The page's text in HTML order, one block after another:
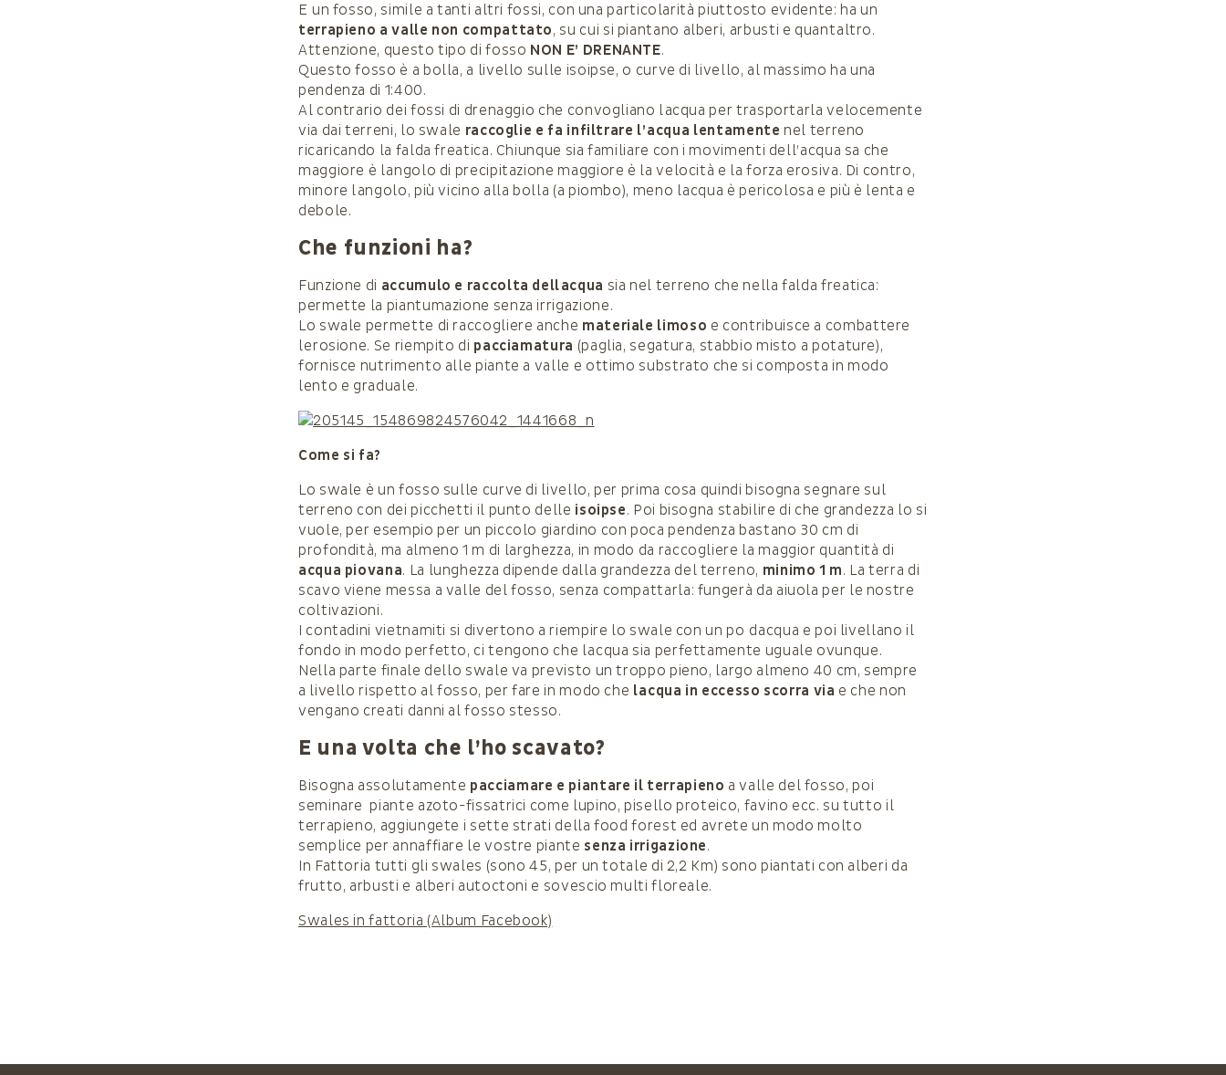
E un fosso, simile a tanti altri fossi, con una particolarità piuttosto evidente: ha un
terrapieno a valle non compattato, su cui si piantano alberi, arbusti e quantaltro.
Attenzione, questo tipo di fosso NON E’ DRENANTE.
Questo fosso è a bolla, a livello sulle isoipse, o curve di livello, al massimo ha una
pendenza di 1:400.
Al contrario dei fossi di drenaggio che convogliano lacqua per trasportarla velocemente
via dai terreni, lo swale raccoglie e fa infiltrare l’acqua lentamente nel terreno
ricaricando la falda freatica. Chiunque sia familiare con i movimenti dell’acqua sa che
maggiore è langolo di precipitazione maggiore è la velocità e la forza erosiva. Di contro,
minore langolo, più vicino alla bolla (a piombo), meno lacqua è pericolosa e più è lenta e
debole.
Che funzioni ha?
Funzione di accumulo e raccolta dellacqua sia nel terreno che nella falda freatica:
permette la piantumazione senza irrigazione.
Lo swale permette di raccogliere anche materiale limoso e contribuisce a combattere
lerosione. Se riempito di pacciamatura (paglia, segatura, stabbio misto a potature),
fornisce nutrimento alle piante a valle e ottimo substrato che si composta in modo
lento e graduale.
Come si fa?
Lo swale è un fosso sulle curve di livello, per prima cosa quindi bisogna segnare sul
terreno con dei picchetti il punto delle isoipse. Poi bisogna stabilire di che grandezza lo si
vuole, per esempio per un piccolo giardino con poca pendenza bastano 30 cm di
profondità, ma almeno 1 m di larghezza, in modo da raccogliere la maggior quantità di
acqua piovana. La lunghezza dipende dalla grandezza del terreno, minimo 1 m. La terra di
scavo viene messa a valle del fosso, senza compattarla: fungerà da aiuola per le nostre
coltivazioni.
I contadini vietnamiti si divertono a riempire lo swale con un po dacqua e poi livellano il
fondo in modo perfetto, ci tengono che lacqua sia perfettamente uguale ovunque.
Nella parte finale dello swale va previsto un troppo pieno, largo almeno 40 cm, sempre
a livello rispetto al fosso, per fare in modo che lacqua in eccesso scorra via e che non
vengano creati danni al fosso stesso.
E una volta che l’ho scavato?
Bisogna assolutamente pacciamare e piantare il terrapieno a valle del fosso, poi
seminare piante azoto-fissatrici come lupino, pisello proteico, favino ecc. su tutto il
terrapieno, aggiungete i sette strati della food forest ed avrete un modo molto
semplice per annaffiare le vostre piante senza irrigazione.
In Fattoria tutti gli swales (sono 45, per un totale di 2,2 Km) sono piantati con alberi da
frutto, arbusti e alberi autoctoni e sovescio multi floreale.
Swales in fattoria (Album Facebook)